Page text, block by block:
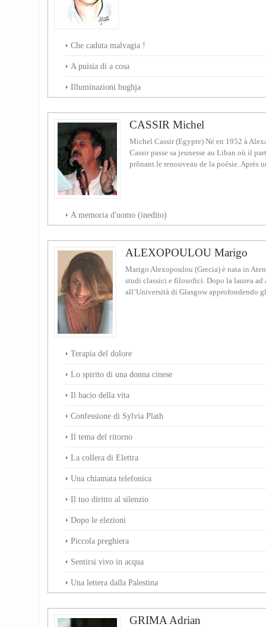
Che caduta malvagia !
A puisia di a cosa
Illuminazioni bughja
CASSIR Michel
Michel Cassir (Egypte) Né en 1952 à
Cassir passe sa jeunesse au Liban où il
prônant le renouveau de la poésie. Après
A memoria d'uomo (inedito)
ALEXOPOULOU Marigo
Marigo Alexopoulou (Grecia) è nata in
studi classici e filosofici. Dopo la laurea ad
all’Università di Glasgow approfondendo
Terapia del dolore
Lo spirito di una donna cinese
Il bacio della vita
Confessione di Sylvia Plath
Il tema del ritorno
La collera di Elettra
Una chiamata telefonica
Il tuo diritto al silenzio
Dopo le elezioni
Piccola preghiera
Sentirsi vivo in acqua
Una lettera dalla Palestina
GRIMA Adrian